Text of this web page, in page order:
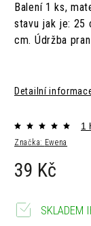
Balení 1 ks,
stavu jak je: 25
cm. Údržba
Detailní
Značka: Ewena
1
39 Kč
SKLADEM